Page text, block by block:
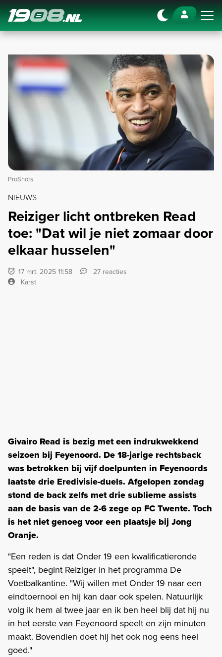
Navigation
ProShots
NIEUWS
Reiziger licht ontbreken Read
toe: "Dat wil je niet zomaar door
elkaar husselen"
17 mrt. 2025 11:58
27 reacties
Karst
Givairo Read is bezig met een indrukwekkend
seizoen bij Feyenoord. De 18-jarige rechtsback
was betrokken bij vijf doelpunten in Feyenoords
laatste drie Eredivisie-duels. Afgelopen zondag
stond de back zelfs met drie sublieme assists
aan de basis van de 2-6 zege op FC Twente. Toch
is het niet genoeg voor een plaatsje bij Jong
Oranje.
"Een reden is dat Onder 19 een kwalificatieronde
speelt", begint Reiziger in het programma De
Voetbalkantine. "Wij willen met Onder 19 naar een
eindtoernooi en hij kan daar ook spelen. Natuurlijk
volg ik hem al twee jaar en ik ben heel blij dat hij nu
in het eerste van Feyenoord speelt en zijn minuten
maakt. Bovendien doet hij het ook nog eens heel
goed."